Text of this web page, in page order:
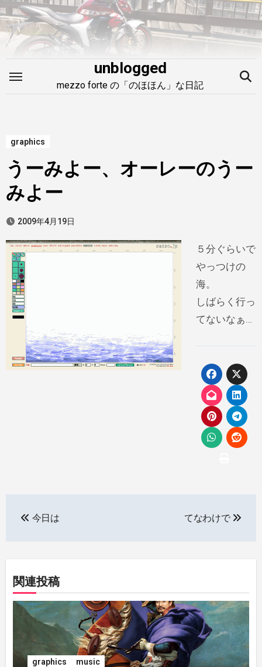
内
容
を
unblogged
mezzo forte の「のほほん」な日記
graphics
うーみよー、オーレーのうー
みよー
2009年4月19日
５分ぐらいで
やっつけの
海。
しばらく行っ
てないなぁ…
ビ
ゲ
シ
今日は てなわけで
関連投稿
graphics music